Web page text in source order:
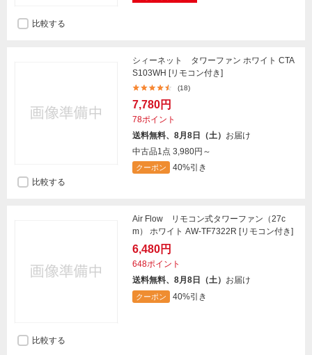
比較する
シィーネット タワーファン ホワイト CTA
S103WH [リモコン付き]
(18)
7,780円
78ポイント
送料無料、8月8日（土） お届け
中古品1点 3,980円～
クーポン
40%引き
比較する
Air Flow リモコン式タワーファン（27c
m） ホワイト AW-TF7322R [リモコン付き]
6,480円
648ポイント
送料無料、8月8日（土） お届け
クーポン 40%引き
比較する